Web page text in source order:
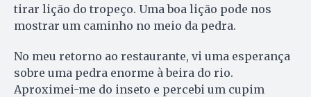
tirar lição do tropeço. Uma boa lição pode nos
mostrar um caminho no meio da pedra.
No meu retorno ao restaurante, vi uma esperança
sobre uma pedra enorme à beira do rio.
Aproximei-me do inseto e percebi um cupim